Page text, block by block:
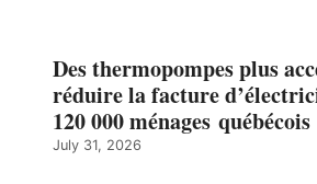
Des thermopompes plus
réduire la facture
120 000 ménages québécois
July 31, 2026